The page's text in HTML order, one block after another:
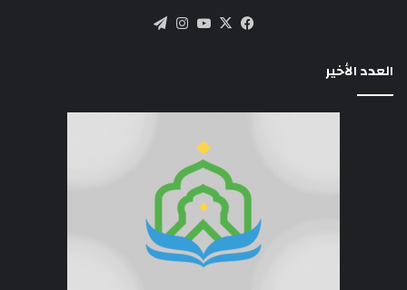
فيسبوك
‫X
‫YouTube
انستقرام
العدد الأخير